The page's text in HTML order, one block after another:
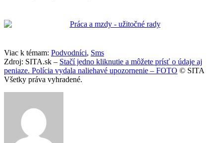
Viac k témam: Podvodníci, Sms
Zdroj: SITA.sk – Stačí jedno kliknutie a môžete prísť o údaje aj
peniaze. Polícia vydala naliehavé upozornenie – FOTO © SITA
Všetky práva vyhradené.